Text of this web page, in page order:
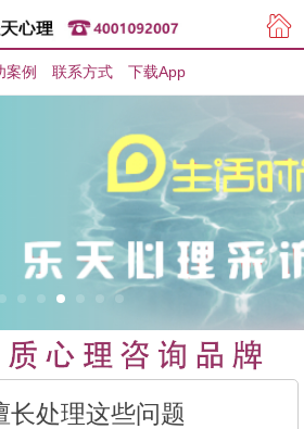
用户注册
案例 联系方式 下载App
长处理这些问题